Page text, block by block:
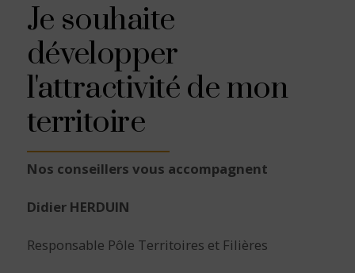
Je souhaite
développer
l'attractivité de mon
territoire
Nos conseillers vous accompagnent
Didier HERDUIN
Responsable Pôle Territoires et Filières